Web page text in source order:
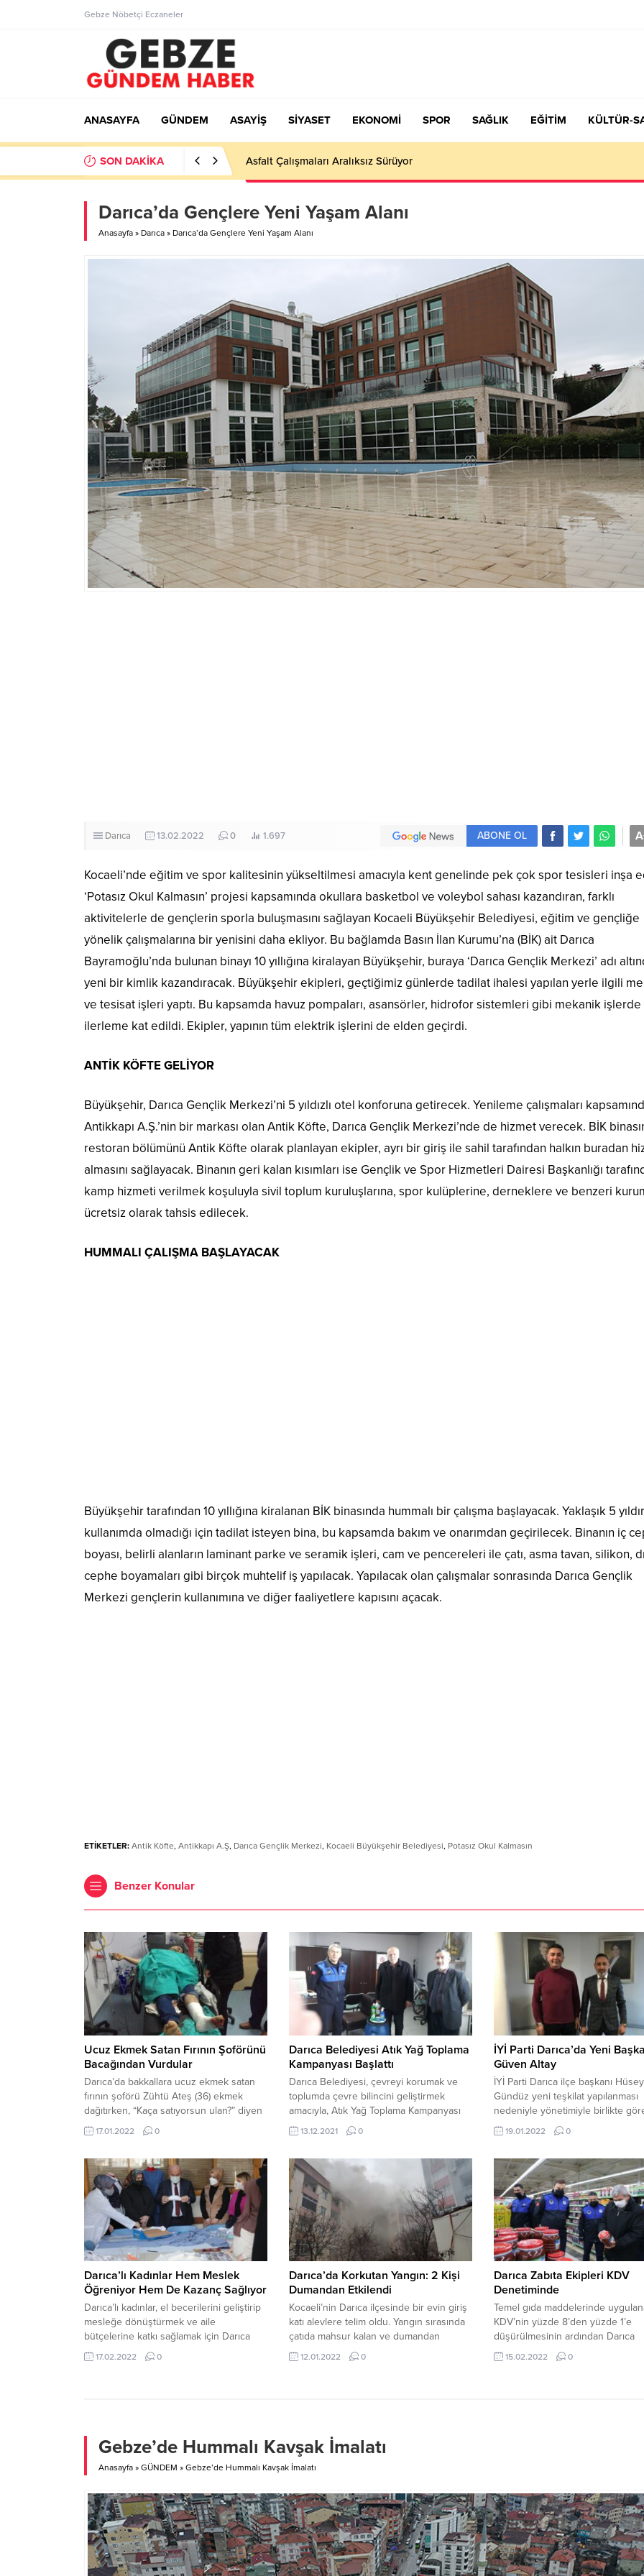
Gebze Nöbetçi Eczaneler
ANASAYFA GÜNDEM ASAYİŞ SİYASET EKONOMİ SPOR SAĞLIK EĞİTİM KÜLTÜR-
SON DAKİKA Ortaöğretime Geçiş Tercih ve Yerleştirme Kılavuzu yayımlandı – Nefes Gazetesi –
Darıca’da Gençlere Yeni Yaşam Alanı
Anasayfa » Darıca » Darıca’da Gençlere Yeni Yaşam Alanı
Darıca 13.02.2022 0 1.697 A
ABONE OL
Kocaeli’nde eğitim ve spor kalitesinin yükseltilmesi amacıyla kent genelinde pek çok spor tesisleri inşa
‘Potasız Okul Kalmasın’ projesi kapsamında okullara basketbol ve voleybol sahası kazandıran, farklı
aktivitelerle de gençlerin sporla buluşmasını sağlayan Kocaeli Büyükşehir Belediyesi, eğitim ve gençliğe
yönelik çalışmalarına bir yenisini daha ekliyor. Bu bağlamda Basın İlan Kurumu’na (BİK) ait Darıca
Bayramoğlu’nda bulunan binayı 10 yıllığına kiralayan Büyükşehir, buraya ‘Darıca Gençlik Merkezi’ adı
yeni bir kimlik kazandıracak. Büyükşehir ekipleri, geçtiğimiz günlerde tadilat ihalesi yapılan yerle ilgili
ve tesisat işleri yaptı. Bu kapsamda havuz pompaları, asansörler, hidrofor sistemleri gibi mekanik işlerde
ilerleme kat edildi. Ekipler, yapının tüm elektrik işlerini de elden geçirdi.
ANTİK KÖFTE GELİYOR
Büyükşehir, Darıca Gençlik Merkezi’ni 5 yıldızlı otel konforuna getirecek. Yenileme çalışmaları
Antikkapı A.Ş.’nin bir markası olan Antik Köfte, Darıca Gençlik Merkezi’nde de hizmet verecek. BİK
restoran bölümünü Antik Köfte olarak planlayan ekipler, ayrı bir giriş ile sahil tarafından halkın buradan
almasını sağlayacak. Binanın geri kalan kısımları ise Gençlik ve Spor Hizmetleri Dairesi Başkanlığı
kamp hizmeti verilmek koşuluyla sivil toplum kuruluşlarına, spor kulüplerine, derneklere ve benzeri
ücretsiz olarak tahsis edilecek.
HUMMALI ÇALIŞMA BAŞLAYACAK
Büyükşehir tarafından 10 yıllığına kiralanan BİK binasında hummalı bir çalışma başlayacak. Yaklaşık 5 yıldır
kullanımda olmadığı için tadilat isteyen bina, bu kapsamda bakım ve onarımdan geçirilecek. Binanın iç
boyası, belirli alanların laminant parke ve seramik işleri, cam ve pencereleri ile çatı, asma tavan, silikon,
cephe boyamaları gibi birçok muhtelif iş yapılacak. Yapılacak olan çalışmalar sonrasında Darıca Gençlik
Merkezi gençlerin kullanımına ve diğer faaliyetlere kapısını açacak.
ETİKETLER: Antik Köfte, Antikkapı A.Ş, Darıca Gençlik Merkezi, Kocaeli Büyükşehir Belediyesi, Potasız Okul Kalmasın
Benzer Konular
Ucuz Ekmek Satan Fırının Şoförünü
Bacağından Vurdular
Darıca’da bakkallara ucuz ekmek satan
fırının şoförü Zühtü Ateş (36) ekmek
dağıtırken, “Kaça satıyorsun ulan?” diyen
kişi tarafından tabancayla bacağından
vuruldu. Olay, sabah saatlerinde, Darıca
meydana geldi. Bir fırında çalışan Zühtü
Ateş, bakkala ekmek getirdiği sırada 2
kişi yanına geldi. “Ekmeği kaça satıyorsun
ulan?” diye soran kişi...
17.01.2022 0
Darıca Belediyesi Atık Yağ Toplama
Kampanyası Başlattı
Darıca Belediyesi, çevreyi korumak ve
toplumda çevre bilincini geliştirmek
amacıyla, Atık Yağ Toplama Kampanyası
başlattı. Kampanya ile 5 litre atık yağ
toplayan vatandaşlara deterjan ve sürpriz
çevreyi korumak ve toplumda çevre
bilincini geliştirmek amacıyla sıfır atık
kampanyasına destek kapsamında
mahalle muhtarlıklarına atık yağ toplama
bidonları dağıttı....
13.12.2021 0
İYİ Parti Darıca’da Yeni
Güven Altay
İYİ Parti Darıca ilçe başkanı
Gündüz yeni teşkilat yapılanması
nedeniyle yönetimiyle birlikte
istifa etmişti. İYİ Parti Darıca İlçe
Teşkilatı’nda yeni başkan Güven
erken seçim öncesi teşkilatlarda
yapılanma çalışmaları devam
Kandıra ilçe başkanı Hilal Kübra
ve Çayırova ilçe...
19.01.2022 0
Darıca’lı Kadınlar Hem Meslek
Öğreniyor Hem De Kazanç Sağlıyor
Darıca’lı kadınlar, el becerilerini geliştirip
mesleğe dönüştürmek ve aile
bütçelerine katkı sağlamak için Darıca
Belediyesi’nin düzenlediği kurslarda
buluşuyor. Eşiyle birlikte kursları ziyaret
Belediyesi, kadınların daha fazla
istihdama katılımını sağlamak amacıyla
ücretsiz olarak çeşitli...
17.02.2022 0
Darıca’da Korkutan Yangın: 2 Kişi
Dumandan Etkilendi
Kocaeli’nin Darıca ilçesinde bir evin giriş
katı alevlere telim oldu. Yangın sırasında
çatıda mahsur kalan ve dumandan
etkilenen 2 kişiyi itfaiye ekipleri kurtardı.
Yangın, Kocaeli’nin Darıca ilçesi
belirlenemeyen bir sebeple yangın çıktı.
Yangının kısa sürede büyümesi...
12.01.2022 0
Darıca Zabıta Ekipleri KDV
Denetiminde
Temel gıda maddelerinde
KDV’nin yüzde 8’den yüzde 1’e
düşürülmesinin ardından Darıca
Belediyesi zabıta ekipleri
sürdürüyor. Denetim kapsamında
15.02.2022 0
Gebze’de Hummalı Kavşak İmalatı
Anasayfa » GÜNDEM » Gebze’de Hummalı Kavşak İmalatı